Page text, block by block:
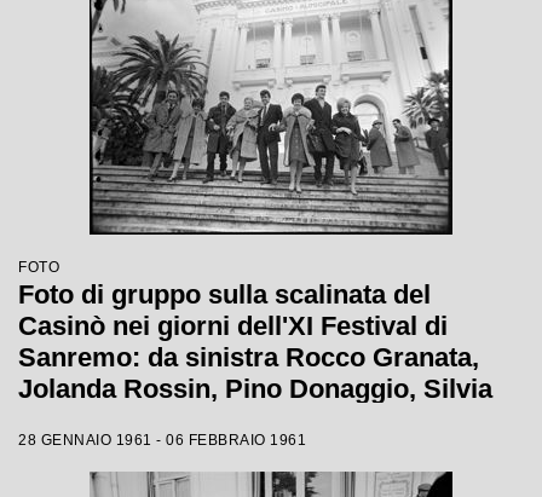
FOTO
Foto di gruppo sulla scalinata del
Casinò nei giorni dell'XI Festival di
Sanremo: da sinistra Rocco Granata,
Jolanda Rossin, Pino Donaggio, Silvia
Renis e Betty Curtis
28 GENNAIO 1961 - 06 FEBBRAIO 1961